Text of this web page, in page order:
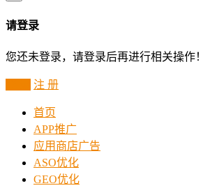
请登录
您还未登录，请登录后再进行相关操作！
注 册
首页
APP推广
应用商店广告
ASO优化
GEO优化